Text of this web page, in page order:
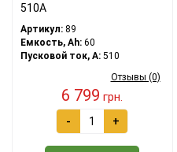
510A
Артикул: 89
Емкость, Ah: 60
Пусковой ток, A: 510
Отзывы (0)
6 799 грн.
- +